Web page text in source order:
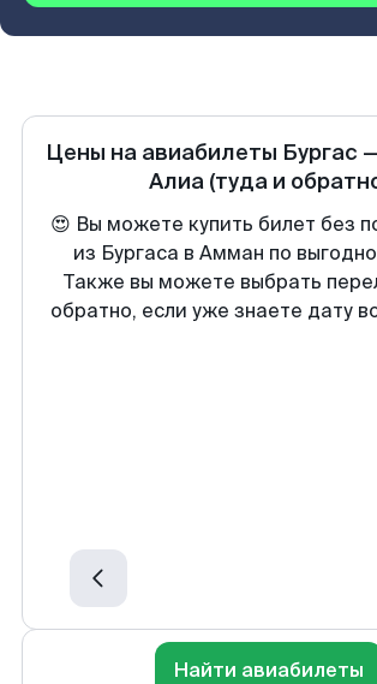
Цены на авиабилеты Бургас —
Алиа (туда и
😍 Вы можете купить билет без
из Бургаса в Амман по
Также вы можете выбрать
обратно, если уже знаете дату
Найти авиабилеты